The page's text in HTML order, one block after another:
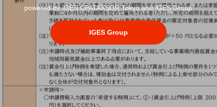
powered by IGES CPATAXSOR Tokyo and IGES Group
IGES Group